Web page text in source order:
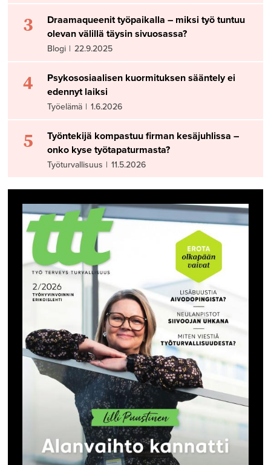
3
Draamaqueenit työpaikalla – miksi työ tuntuu
olevan välillä täysin sivuosassa?
Blogi | 22.9.2025
4
Psykososiaalisen kuormituksen sääntely ei
edennyt laiksi
Työelämä | 1.6.2026
5
Työntekijä kompastuu firman kesäjuhlissa –
onko kyse työtapaturmasta?
Työturvallisuus | 11.5.2026